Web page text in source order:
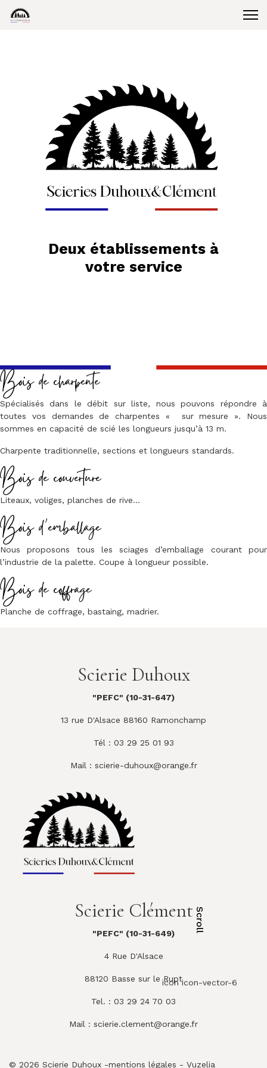
Deux établissements à
votre service
Scroll
icon icon-vector-6
Bois de charpente
Spécialisés dans le débit sur liste, nous pouvons répondre à
toutes vos demandes de charpentes « sur mesure ». Nous
sommes en capacité de scié les longueurs jusqu’à 13 m.
Charpente traditionnelle, sections et longueurs standards.
Bois de couverture
Liteaux, voliges, planches de rive…
Bois d’emballage
Nous proposons tous les sciages d’emballage courant pour
l’industrie de la palette. Coupe à longueur possible.
Bois de coffrage
Planche de coffrage, bastaing, madrier.
Scierie Duhoux
"PEFC" (10-31-647)
13 rue D'Alsace 88160 Ramonchamp
Tél : 03 29 25 01 93
Mail : scierie-duhoux@orange.fr
Scierie Clément
"PEFC" (10-31-649)
4 Rue D'Alsace
88120 Basse sur le Rupt
Tel. : 03 29 24 70 03
Mail : scierie.clement@orange.fr
© 2026 Scierie Duhoux -mentions légales - Vuzelia